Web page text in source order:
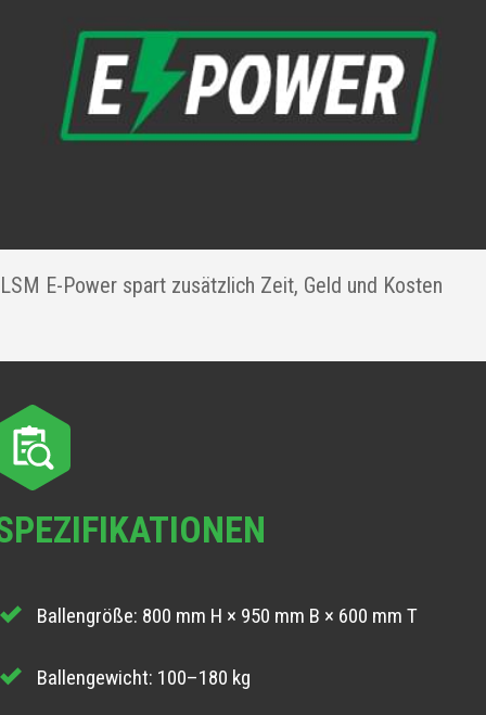
LSM E-Power spart zusätzlich Zeit, Geld und Kosten
Ballengröße: 800 mm H × 950 mm B × 600 mm T
Ballengewicht: 100–180 kg